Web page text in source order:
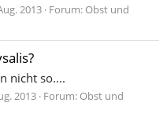
2013 Forum: Obst und
nicht so....
2013 Forum: Obst und